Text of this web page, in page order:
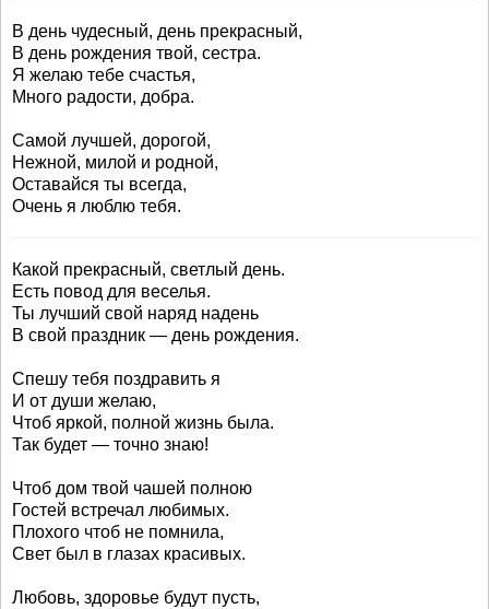
В день чудесный, день прекрасный,
В день рождения твой, сестра.
Я желаю тебе счастья,
Много радости, добра.
Самой лучшей, дорогой,
Нежной, милой и родной,
Оставайся ты всегда,
Очень я люблю тебя.
Какой прекрасный, светлый день.
Есть повод для веселья.
Ты лучший свой наряд надень
В свой праздник — день рождения.
Спешу тебя поздравить я
И от души желаю,
Чтоб яркой, полной жизнь была.
Так будет — точно знаю!
Чтоб дом твой чашей полною
Гостей встречал любимых.
Плохого чтоб не помнила,
Свет был в глазах красивых.
Любовь, здоровье будут пусть,